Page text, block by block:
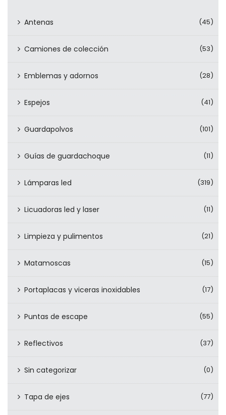
Antenas (45)
Camiones de colección (53)
Emblemas y adornos (28)
Espejos (41)
Guardapolvos (101)
Guías de guardachoque (11)
Lámparas led (319)
Licuadoras led y laser (11)
Limpieza y pulimentos (21)
Matamoscas (15)
Portaplacas y viceras inoxidables (17)
Puntas de escape (55)
Reflectivos (37)
Sin categorizar (0)
Tapa de ejes (77)